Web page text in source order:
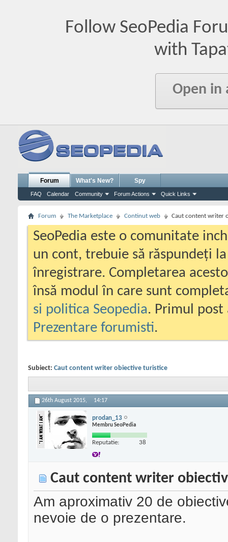
Follow SeoPedia
with
Open in
Forum
FAQ Calendar Community Forum Actions Quick Links
What's New? Spy
Forum The Marketplace Continut web Caut content writer
SeoPedia este o comunitate
un cont, trebuie să răspundeți
înregistrare. Completarea
însă modul în care sunt
si politica Seopedia. Primul
Prezentare forumisti.
Subiect: Caut content writer obiective turistice
26th August 2015, 14:17
prodan_13
Membru SeoPedia
Reputatie: 38
Caut content writer
Am aproximativ 20 de
nevoie de o prezentare.